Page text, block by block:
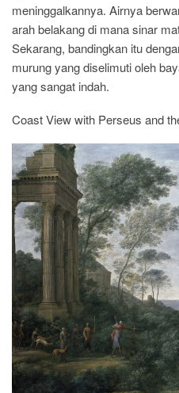
meninggalkannya. Airnya
arah belakang di mana sinar
Sekarang, bandingkan itu
murung yang diselimuti oleh
yang sangat indah.
Coast View with Perseus and